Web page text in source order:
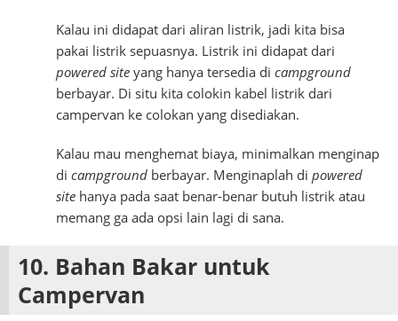
Kalau ini didapat dari aliran listrik, jadi kita bisa
pakai listrik sepuasnya. Listrik ini didapat dari
powered site yang hanya tersedia di campground
berbayar. Di situ kita colokin kabel listrik dari
campervan ke colokan yang disediakan.
Kalau mau menghemat biaya, minimalkan menginap
di campground berbayar. Menginaplah di powered
site hanya pada saat benar-benar butuh listrik atau
memang ga ada opsi lain lagi di sana.
10. Bahan Bakar untuk
Campervan